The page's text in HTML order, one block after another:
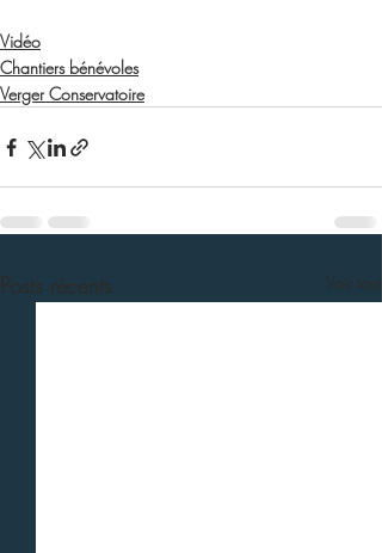
Vidéo
Chantiers bénévoles
Verger Conservatoire
Posts récents Voir tout